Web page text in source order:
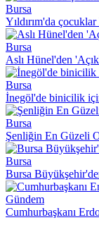
Bursa
Yıldırım'da
Bursa
Aslı Hünel'den
Bursa
İnegöl'de binicilik
Bursa
Şenliğin En Güzeli
Bursa
Bursa
Gündem
Cumhurbaşkanı